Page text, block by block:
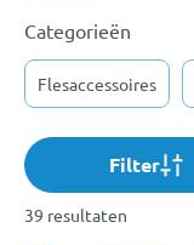
Categorieën
Flesaccessoires
Filter
39 resultaten